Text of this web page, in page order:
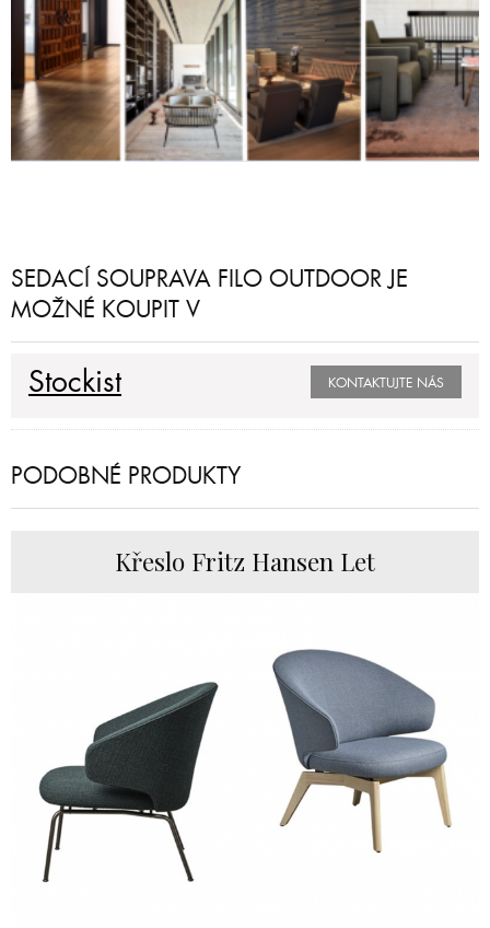
SEDACÍ SOUPRAVA FILO OUTDOOR JE
MOŽNÉ KOUPIT V
Stockist KONTAKTUJTE NÁS
PODOBNÉ PRODUKTY
Křeslo Fritz Hansen Let